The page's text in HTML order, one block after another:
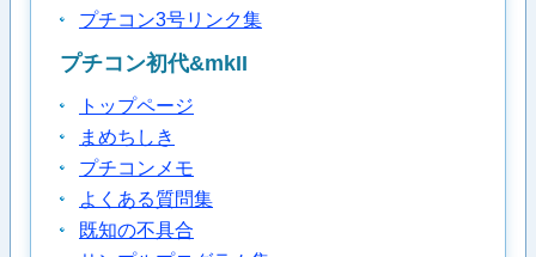
プチコン3号リンク集
プチコン初代&mkII
トップページ
まめちしき
プチコンメモ
よくある質問集
既知の不具合